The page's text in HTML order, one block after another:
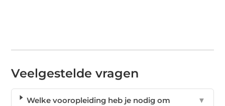
Veelgestelde vragen
Welke vooropleiding heb je nodig om
▼